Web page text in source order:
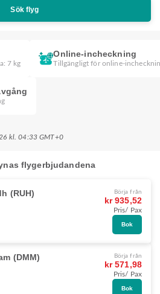
Sök flyg
7 kg
Online-incheckning
Tillgängligt för online-
kl. 04:33 GMT+0
flygerbjudandena
(RUH) Börja från
kr 935,52
Pris/ Pax
Bok
(DMM) Börja från
kr 571,98
Pris/ Pax
Bok